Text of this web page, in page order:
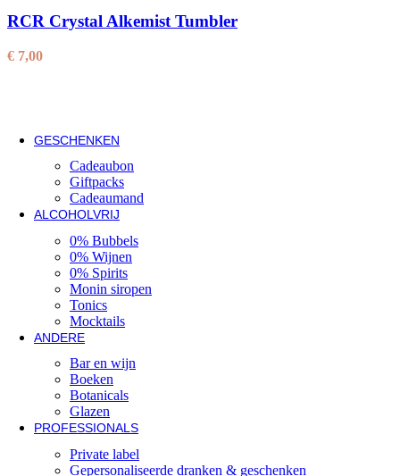
GESCHENKEN
Cadeaubon
Giftpacks
Cadeaumand
ALCOHOLVRIJ
0% Bubbels
0% Wijnen
0% Spirits
Monin siropen
Tonics
Mocktails
ANDERE
Bar en wijn
Boeken
Botanicals
Glazen
PROFESSIONALS
Private label
Gepersonaliseerde dranken & geschenken
RCR Crystal Alkemist Tumbler
€ 7,00